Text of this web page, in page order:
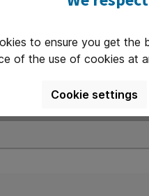
to ensure you get the
of the use of cookies at
Cookie settings